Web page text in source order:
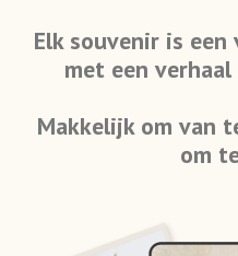
Elk souvenir is
met een
Makkelijk om van
om